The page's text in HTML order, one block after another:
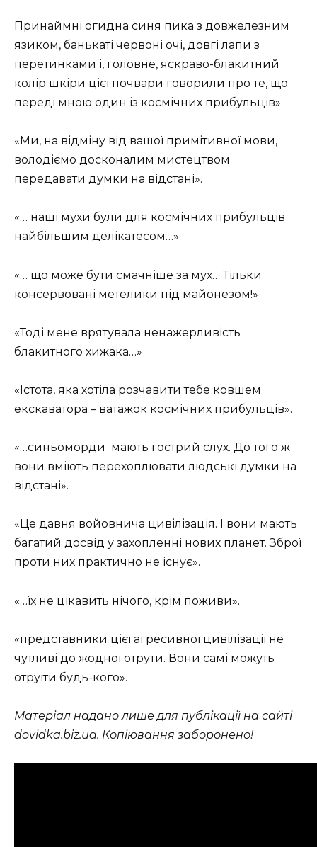
Принаймні огидна синя пика з довжелезним
язиком, банькаті червоні очі, довгі лапи з
перетинками і, головне, яскраво-блакитний
колір шкіри цієї почвари говорили про те, що
переді мною один із космічних прибульців».
«Ми, на відміну від вашої примітивної мови,
володіємо досконалим мистецтвом
передавати думки на відстані».
«… наші мухи були для космічних прибульців
найбільшим делікатесом…»
«… що може бути смачніше за мух… Тільки
консервовані метелики під майонезом!»
«Тоді мене врятувала ненажерливість
блакитного хижака…»
«Істота, яка хотіла розчавити тебе ковшем
екскаватора – ватажок космічних прибульців».
«…синьоморди мають гострий слух. До того ж
вони вміють перехоплювати людські думки на
відстані».
«Це давня войовнича цивілізація. І вони мають
багатий досвід у захопленні нових планет. Зброї
проти них практично не існує».
«…їх не цікавить нічого, крім поживи».
«представники цієї агресивної цивілізації не
чутливі до жодної отрути. Вони самі можуть
отруїти будь-кого».
Матеріал надано лише для публікації на сайті
dovidka.biz.ua. Копіювання заборонено!